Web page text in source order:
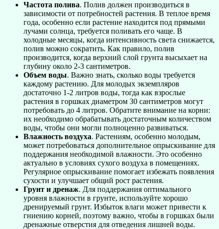
Частота полива. Полив должен производиться в
зависимости от потребностей растения. В теплое время
года, особенно если растение находится под прямыми
лучами солнца, требуется поливать его чаще. В
холодные месяцы, когда интенсивность света снижается,
полив можно сократить. Как правило, полив
производится, когда верхний слой грунта высыхает на
глубину около 2-3 сантиметров.
Объем воды. Важно знать, сколько воды требуется
каждому растению. Для молодых экземпляров
достаточно 1-2 литров воды, тогда как взрослые
растения в горшках диаметром 30 сантиметров могут
потребовать до 4 литров. Обратите внимание на корни:
их необходимо обрабатывать достаточным количеством
воды, чтобы они могли полноценно развиваться.
Влажность воздуха. Растениям, особенно молодым,
может потребоваться дополнительное опрыскивание для
поддержания необходимой влажности. Это особенно
актуально в условиях сухого воздуха в помещениях.
Регулярное опрыскивание помогает избежать появления
сухости и улучшает общий рост растения.
Грунт и дренаж. Для поддержания оптимального
уровня влажности в грунте, используйте хорошо
дренируемый грунт. Избыток влаги может привести к
гниению корней, поэтому важно, чтобы в горшках были
дренажные отверстия для отведения лишней воды.